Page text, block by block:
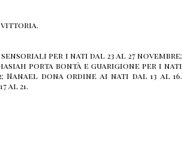
vittoria.
per i nati dal 23 al 27 novembre;
porta bontà e guarigione per i nati
Nanael dona ordine ai nati dal 13 al 16.
al 21.